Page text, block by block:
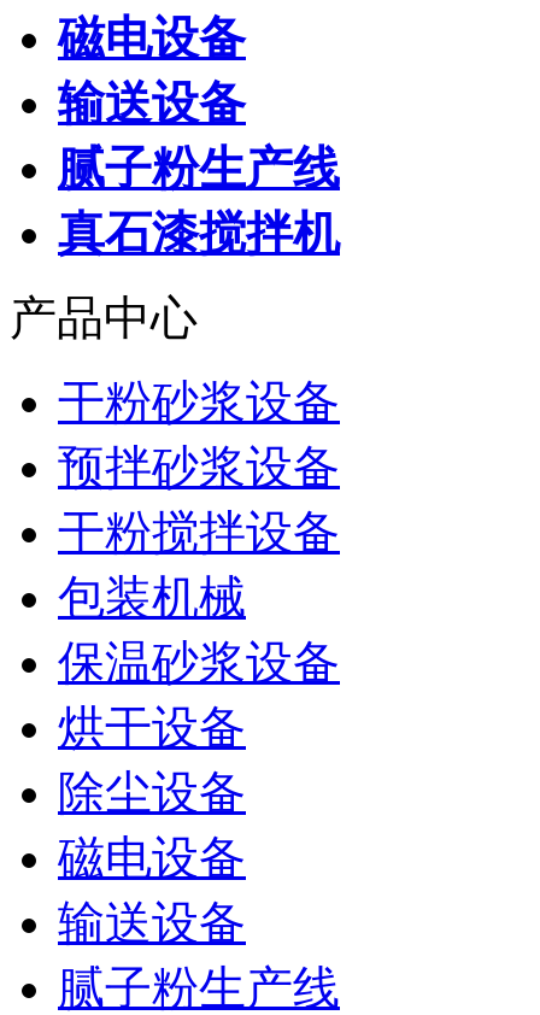
磁电设备
输送设备
腻子粉生产线
真石漆搅拌机
产品中心
干粉砂浆设备
预拌砂浆设备
干粉搅拌设备
包装机械
保温砂浆设备
烘干设备
除尘设备
磁电设备
输送设备
腻子粉生产线